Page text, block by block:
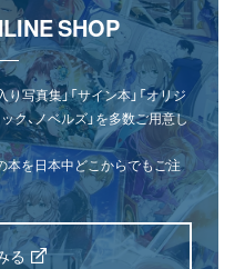
SHOP
写真集」「サイン本」「オリジ
ク、ノベルズ」を多数ご用意し
本を日本中どこからでもご注
る